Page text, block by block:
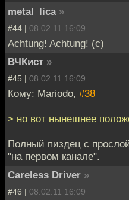
metal_lica »
#44 | 08.02.11 16:09
Achtung! Achtung! (c)
ВЧКист »
#45 | 08.02.11 16:09
Кому: Mariodo, #38
> но вот нынешнее
Полный пиздец с
"на первом канале".
Careless Driver »
#46 | 08.02.11 16:09